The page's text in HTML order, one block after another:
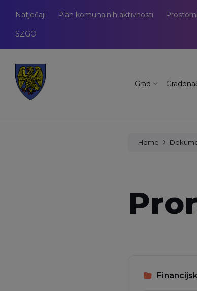
Natječaji Plan komunalnih aktivnosti
SZGO
Grad
Home